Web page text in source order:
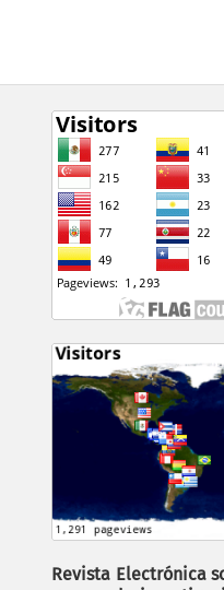
Revista Electrónica